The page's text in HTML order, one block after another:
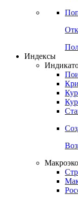
Индексы